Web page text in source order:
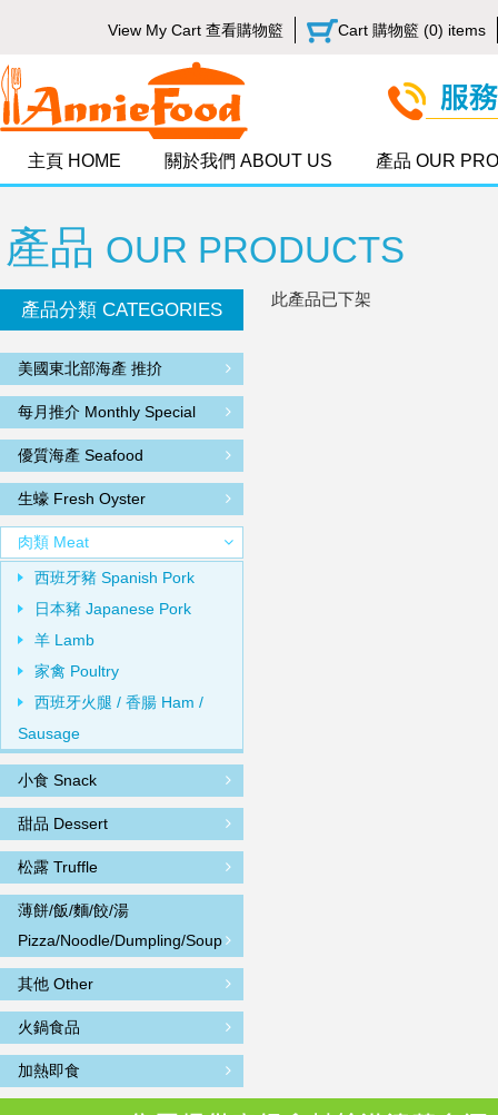
View My Cart 查看購物籃 Cart 購物籃 (0) items
主頁 HOME 關於我們 ABOUT US 產品 OUR
產品 OUR PRODUCTS
產品分類 CATEGORIES
美國東北部海產 推扴
每月推介 Monthly Special
優質海產 Seafood
生蠔 Fresh Oyster
肉類 Meat
西班牙豬 Spanish Pork
日本豬 Japanese Pork
羊 Lamb
家禽 Poultry
西班牙火腿 / 香腸 Ham /
Sausage
小食 Snack
甜品 Dessert
松露 Truffle
薄餅/飯/麵/餃/湯
Pizza/Noodle/Dumpling/Soup
其他 Other
火鍋食品
加熱即食
此產品已下架